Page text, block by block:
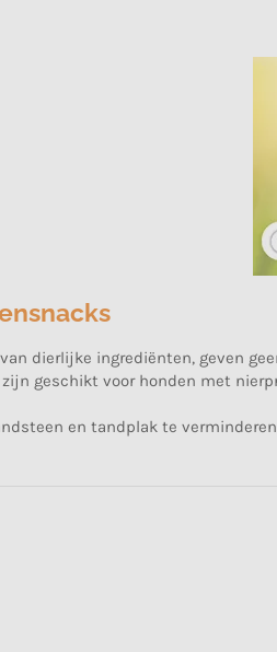
dierlijke ingrediënten, geven
geschikt voor honden met
en tandplak te